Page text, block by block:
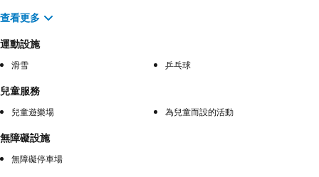
查看更多
運動設施
滑雪 乒乓球
兒童服務
兒童遊樂場 為兒童而設的活動
無障礙設施
無障礙停車場